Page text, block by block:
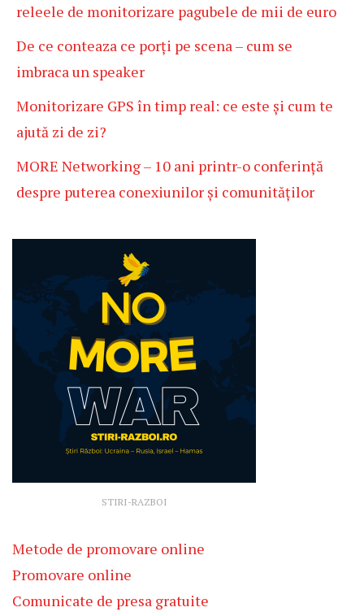
releele de monitorizare pagubele de mii de euro
De ce conteaza ce porți pe scena – cum se
imbraca un speaker
Monitorizare GPS în timp real: ce este și cum te
ajută zi de zi?
MORE Networking – 10 ani printr-o conferință
despre puterea conexiunilor și comunităților
STIRI-RAZBOI
Metode de promovare online
Promovare online
Comunicate de presa gratuite